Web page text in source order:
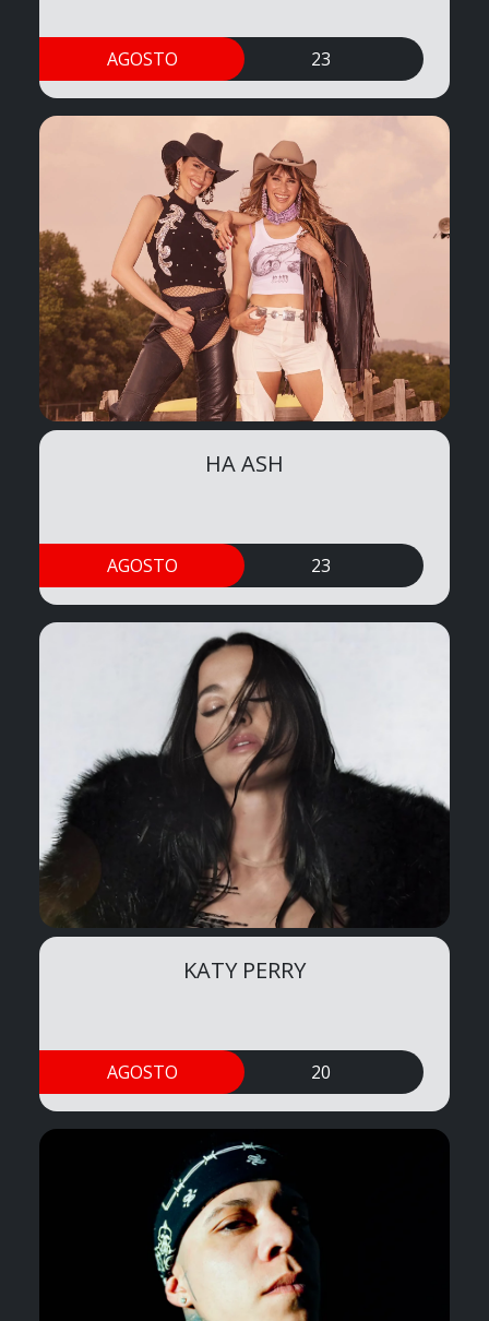
AGOSTO 23
HA ASH
AGOSTO 23
KATY PERRY
AGOSTO 20